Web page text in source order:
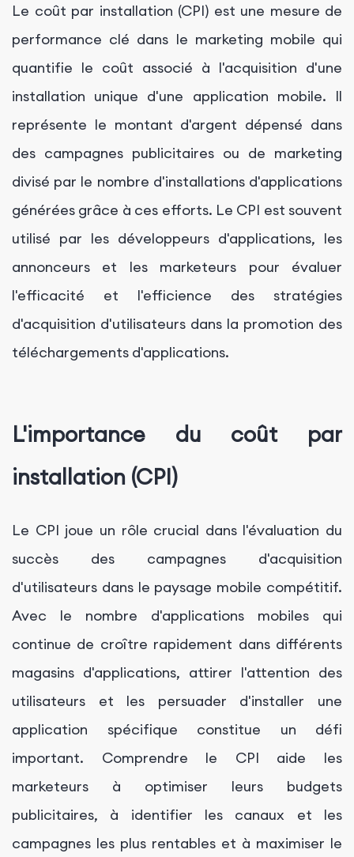
Le coût par installation (CPI) est une mesure de
performance clé dans le marketing mobile qui
quantifie le coût associé à l'acquisition d'une
installation unique d'une application mobile. Il
représente le montant d'argent dépensé dans
des campagnes publicitaires ou de marketing
divisé par le nombre d'installations d'applications
générées grâce à ces efforts. Le CPI est souvent
utilisé par les développeurs d'applications, les
annonceurs et les marketeurs pour évaluer
l'efficacité et l'efficience des stratégies
d'acquisition d'utilisateurs dans la promotion des
téléchargements d'applications.
L'importance du coût par
installation (CPI)
Le CPI joue un rôle crucial dans l'évaluation du
succès des campagnes d'acquisition
d'utilisateurs dans le paysage mobile compétitif.
Avec le nombre d'applications mobiles qui
continue de croître rapidement dans différents
magasins d'applications, attirer l'attention des
utilisateurs et les persuader d'installer une
application spécifique constitue un défi
important. Comprendre le CPI aide les
marketeurs à optimiser leurs budgets
publicitaires, à identifier les canaux et les
campagnes les plus rentables et à maximiser le